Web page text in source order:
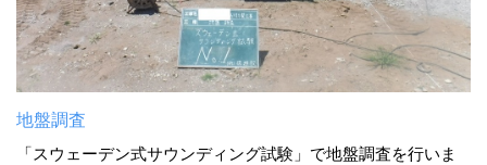
地盤調査
「スウェーデン式サウンディング試験」で地盤調査を行いま